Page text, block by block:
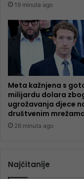
19 minuta ago
Meta kažnjena s
milijardu dolara
ugrožavanja djece
društvenim
26 minuta ago
Najčitanije